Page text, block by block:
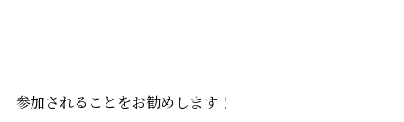
参加されることをお勧めします！